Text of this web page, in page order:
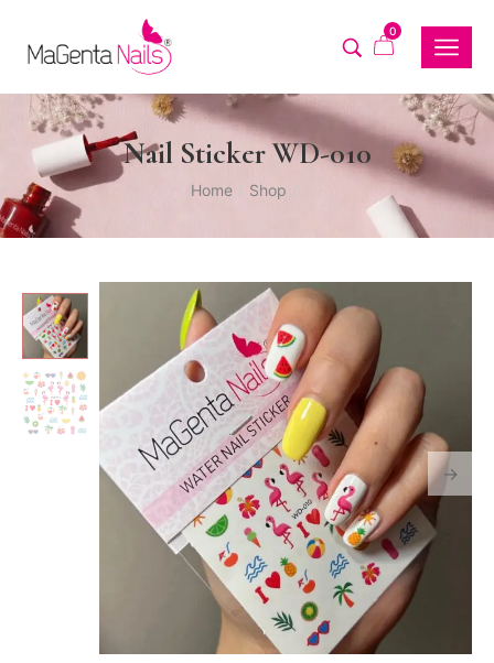
0
Nail Sticker WD-010
Home Shop